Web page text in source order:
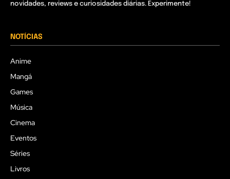
novidades, reviews e curiosidades diárias. Experimente!
NOTÍCIAS
Anime
Mangá
Games
Música
Cinema
Eventos
Séries
Livros